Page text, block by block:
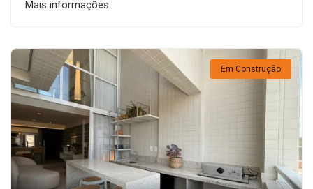
Mais informações
Em Construção